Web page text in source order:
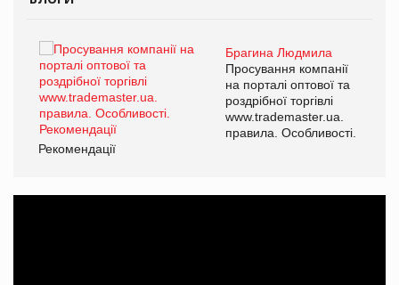
Брагина Людмила
Просування компанії
на порталі оптової та
роздрібної торгівлі
www.trademaster.ua.
правила. Особливості.
Рекомендації